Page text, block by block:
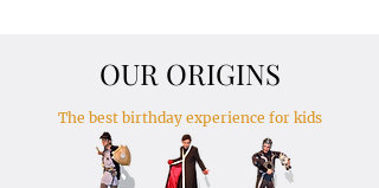
OUR ORIGINS
The best birthday experience for kids